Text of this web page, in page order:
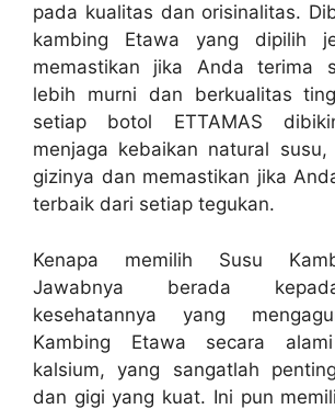
pada kualitas dan orisinalitas.
kambing Etawa yang dipilih
memastikan jika Anda terima
lebih murni dan berkualitas
setiap botol ETTAMAS
menjaga kebaikan natural susu,
gizinya dan memastikan jika
terbaik dari setiap tegukan.
Kenapa memilih Susu
Jawabnya berada
kesehatannya yang
Kambing Etawa secara
kalsium, yang sangatlah
dan gigi yang kuat. Ini pun